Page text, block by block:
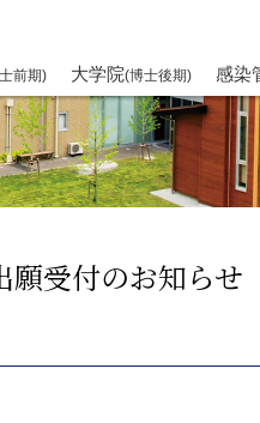
前期) 大学院(博士後期) 感染
願受付のお知ら